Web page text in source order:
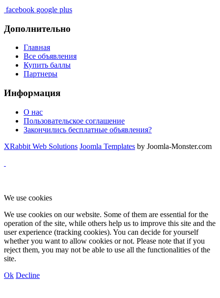
facebook google plus
Дополнительно
Главная
Все объявления
Купить баллы
Партнеры
Информация
О нас
Пользовательское соглашение
Закончились бесплатные объявления?
XRabbit Web Solutions Joomla Templates by Joomla-Monster.com
We use cookies
We use cookies on our website. Some of them are essential for the
operation of the site, while others help us to improve this site and the
user experience (tracking cookies). You can decide for yourself
whether you want to allow cookies or not. Please note that if you
reject them, you may not be able to use all the functionalities of the
site.
Ok Decline